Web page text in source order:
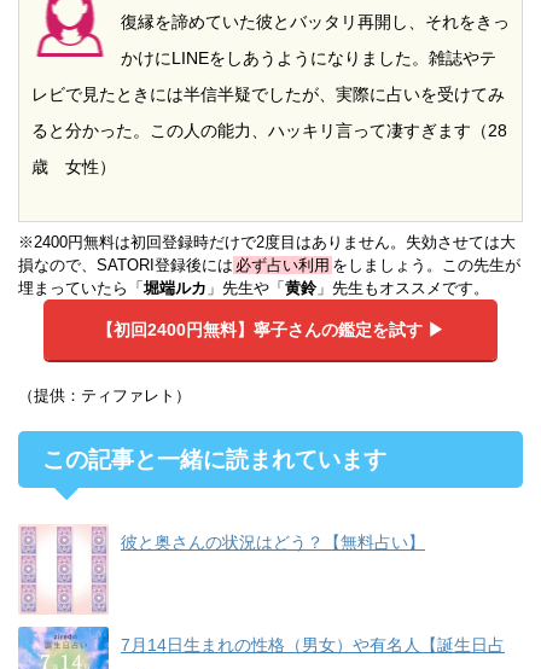
復縁を諦めていた彼とバッタリ再開し、それをきっ
かけにLINEをしあうようになりました。雑誌やテ
レビで見たときには半信半疑でしたが、実際に占いを受けてみ
ると分かった。この人の能力、ハッキリ言って凄すぎます（28
歳 女性）
※2400円無料は初回登録時だけで2度目はありません。失効させては大
損なので、SATORI登録後には 必ず占い利用 をしましょう。この先生が
埋まっていたら「堀端ルカ 」先生や「 黄鈴」先生もオススメです。
【初回2400円無料】 寧子さんの鑑定を試す ▶︎
（提供：ティファレト）
この記事と一緒に読まれています
彼と奥さんの状況はどう？【無料占い】
7月14日生まれの性格（男女）や有名人【誕生日占